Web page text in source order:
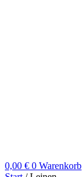
0,00 € 0 Warenkorb